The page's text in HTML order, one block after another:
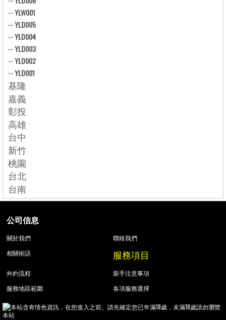
--YLW001
--YLD005
--YLD004
--YLD003
--YLD002
--YLD001
基隆
嘉義
彰投
高雄
台中
新竹
桃園
台北
台南
公司信息
關於我們
聯絡我們
相關術語
服務項目
外約流程
新手注意事項
服務地區範圍
各項服務選擇
本站含有情色資訊，在您進入之前。請先確定您已年滿18歲，未滿18歲請勿瀏覽
本站